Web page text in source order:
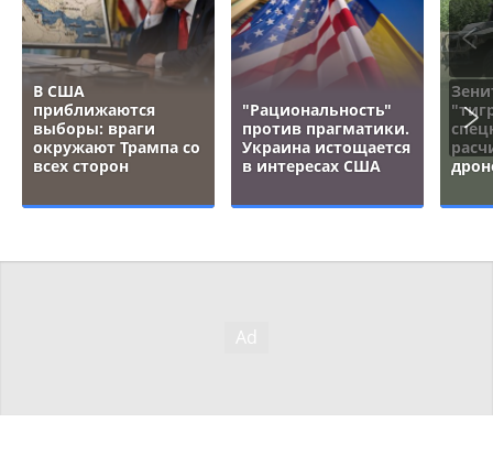
В США
приближаются
выборы: враги
окружают Трампа со
всех сторон
"Рациональность"
против прагматики.
Украина истощается
в интересах США